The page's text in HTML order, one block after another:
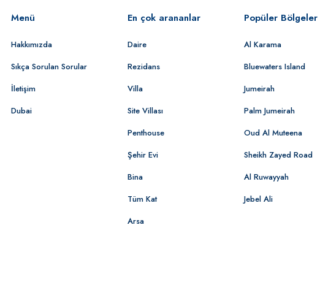
Menü
Hakkımızda
Sıkça Sorulan Sorular
İletişim
Dubai
En çok arananlar
Daire
Rezidans
Villa
Site Villası
Penthouse
Şehir Evi
Bina
Tüm Kat
Arsa
Popüler Bölgeler
Al Karama
Bluewaters Island
Jumeirah
Palm Jumeirah
Oud Al Muteena
Sheikh Zayed Road
Al Ruwayyah
Jebel Ali